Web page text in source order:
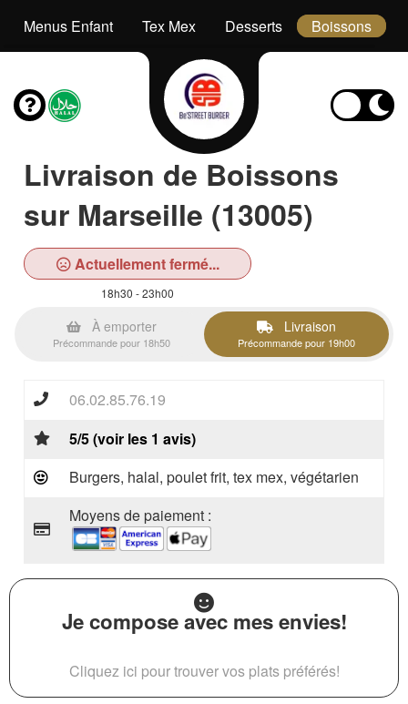
Menus Enfant Tex Mex Desserts Boissons
Livraison de Boissons
sur Marseille (13005)
Actuellement fermé...
18h30 - 23h00
À emporter
Précommande pour 18h50
Livraison
Précommande pour 19h00
06.02.85.76.19
5/5 (voir les 1 avis)
Burgers, halal, poulet frit, tex mex, végétarien
Moyens de paiement :
Je compose avec mes envies!
Cliquez ici pour trouver vos plats préférés!